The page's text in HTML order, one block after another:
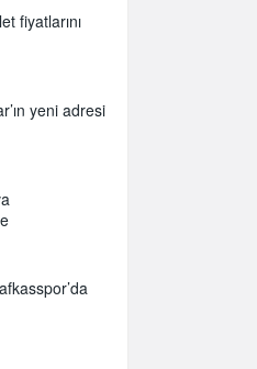
fiyatlarını
yeni adresi